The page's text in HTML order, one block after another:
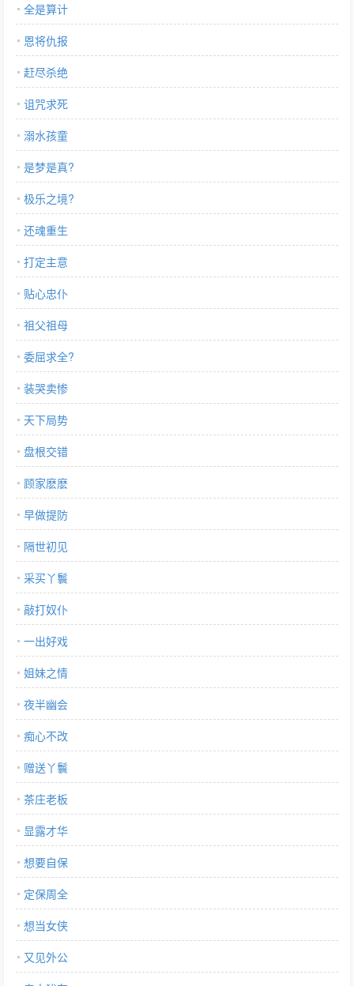
全是算计
恩将仇报
赶尽杀绝
诅咒求死
溺水孩童
是梦是真?
极乐之境?
还魂重生
打定主意
贴心忠仆
祖父祖母
委屈求全?
装哭卖惨
天下局势
盘根交错
顾家麽麽
早做提防
隔世初见
采买丫鬟
敲打奴仆
一出好戏
姐妹之情
夜半幽会
痴心不改
赠送丫鬟
茶庄老板
显露才华
想要自保
定保周全
想当女侠
又见外公